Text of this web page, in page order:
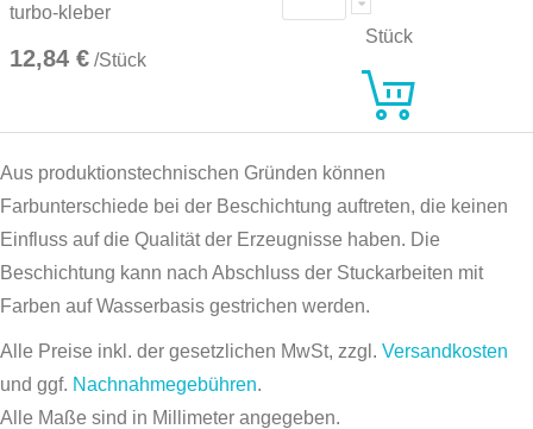
turbo-kleber
12,84 € /Stück
Stück
Aus produktionstechnischen Gründen können
Farbunterschiede bei der Beschichtung auftreten, die keinen
Einfluss auf die Qualität der Erzeugnisse haben. Die
Beschichtung kann nach Abschluss der Stuckarbeiten mit
Farben auf Wasserbasis gestrichen werden.
Alle Preise inkl. der gesetzlichen MwSt, zzgl. Versandkosten
und ggf. Nachnahmegebühren.
Alle Maße sind in Millimeter angegeben.